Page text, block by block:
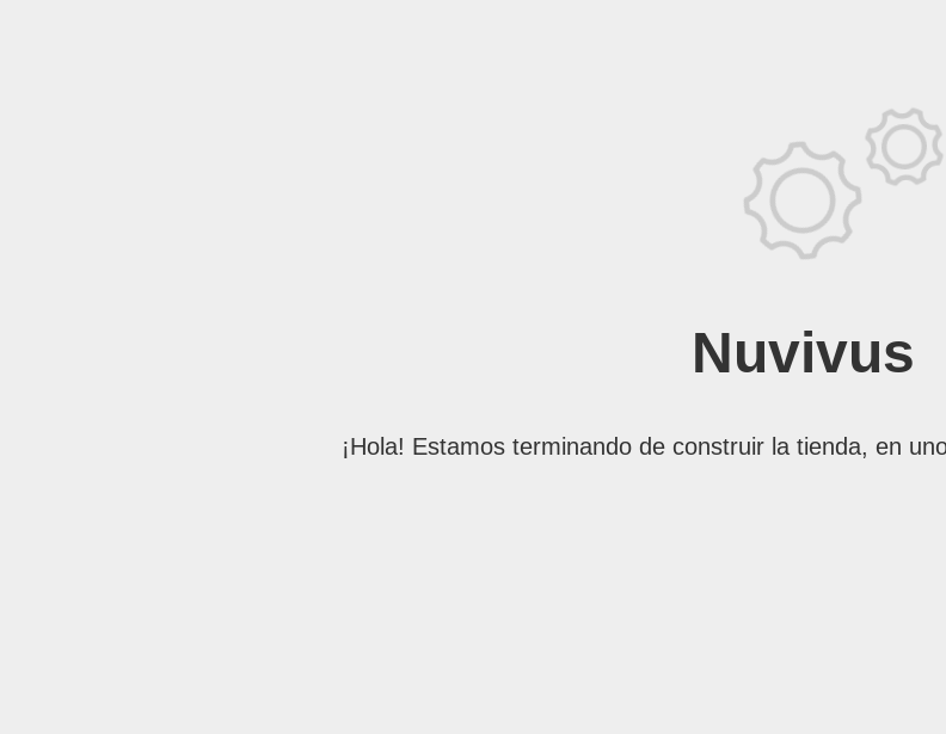
Nuvivus
¡Hola! Estamos terminando de construir la tienda, en